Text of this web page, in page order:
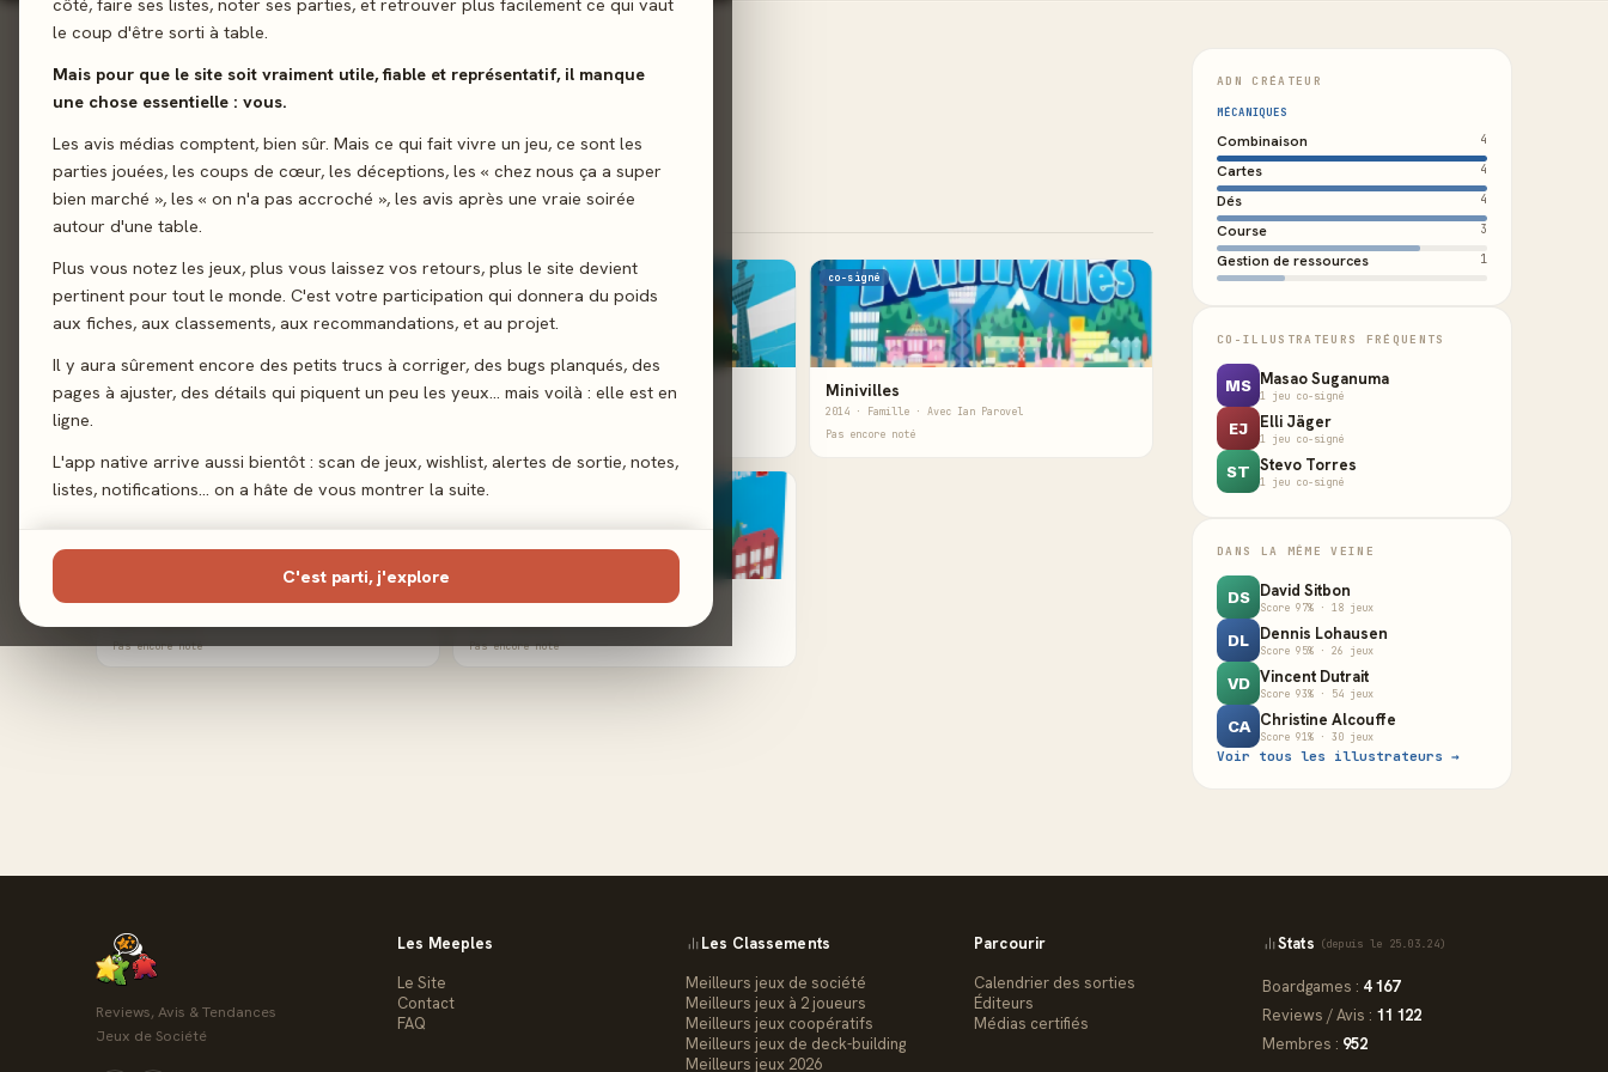
le coup d'être sorti à table.
Mais pour que le site soit vraiment utile, fiable et représentatif, il manque
une chose essentielle : vous.
Les avis médias comptent, bien sûr. Mais ce qui fait vivre un jeu, ce sont les
parties jouées, les coups de cœur, les déceptions, les « chez nous ça a super
bien marché », les « on n'a pas accroché », les avis après une vraie soirée
autour d'une table.
Plus vous notez les jeux, plus vous laissez vos retours, plus le site devient
pertinent pour tout le monde. C'est votre participation qui donnera du poids
aux fiches, aux classements, aux recommandations, et au projet.
Il y aura sûrement encore des petits trucs à corriger, des bugs planqués, des
pages à ajuster, des détails qui piquent un peu les yeux… mais voilà : elle est en
ligne.
L'app native arrive aussi bientôt : scan de jeux, wishlist, alertes de sortie, notes,
listes, notifications… on a hâte de vous montrer la suite.
C'est parti, j'explore
Ludographie complète5 jeux
TRIER : Score presse Note joueurs Récents A-Z
PAS ENCORE NOTÉS PAR LA PRESSE
co-signé
Machi Koro 2
co-signé
Machi Koro Legacy
co-signé
Minivilles
2014 · Famille · Avec Ian Parovel
Pas encore noté
Minivilles - Green Valley
Pas encore noté
Minivilles Marina
Pas encore noté
ADN CRÉATEUR
MÉCANIQUES
Combinaison 4
Cartes 4
Dés 4
Course 3
Gestion de ressources 1
CO-ILLUSTRATEURS FRÉQUENTS
MS Masao Suganuma
1 jeu co-signé
EJ Elli Jäger
1 jeu co-signé
ST Stevo Torres
1 jeu co-signé
DANS LA MÊME VEINE
DS David Sitbon
Score 97% · 18 jeux
DL Dennis Lohausen
Score 95% · 26 jeux
VD Vincent Dutrait
Score 93% · 54 jeux
CA Christine Alcouffe
Score 91% · 30 jeux
Voir tous les illustrateurs →
Reviews, Avis & Tendances
Jeux de Société
Les Meeples
Le Site
Contact
FAQ
Les Classements
Meilleurs jeux de société
Meilleurs jeux à 2 joueurs
Meilleurs jeux coopératifs
Meilleurs jeux de deck-building
Meilleurs jeux 2026
Parcourir
Calendrier des sorties
Éditeurs
Médias certifiés
Stats (depuis le 25.03.24)
Boardgames : 4 167
Reviews / Avis : 11 122
Membres : 952